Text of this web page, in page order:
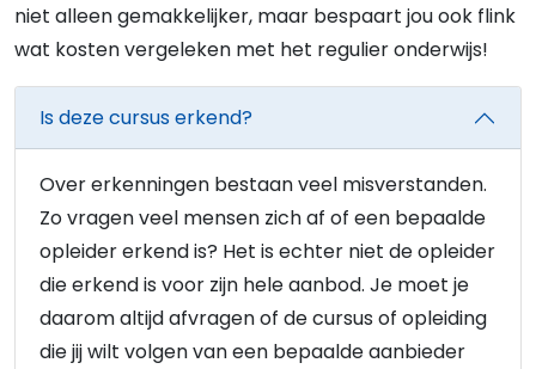
niet alleen gemakkelijker, maar bespaart jou ook flink
wat kosten vergeleken met het regulier onderwijs!
Is deze cursus erkend?
Over erkenningen bestaan veel misverstanden.
Zo vragen veel mensen zich af of een bepaalde
opleider erkend is? Het is echter niet de opleider
die erkend is voor zijn hele aanbod. Je moet je
daarom altijd afvragen of de cursus of opleiding
die jij wilt volgen van een bepaalde aanbieder